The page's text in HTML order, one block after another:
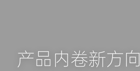
e.g. English
产品内卷新方